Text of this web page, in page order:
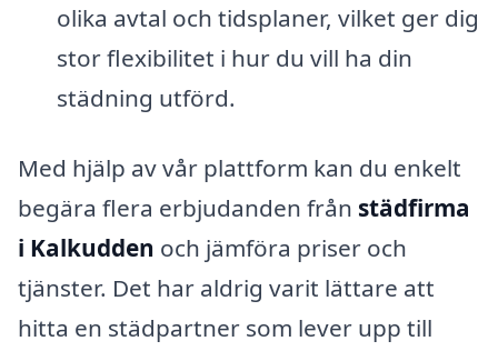
olika avtal och tidsplaner, vilket ger dig
stor flexibilitet i hur du vill ha din
städning utförd.
Med hjälp av vår plattform kan du enkelt
begära flera erbjudanden från städfirma
i Kalkudden och jämföra priser och
tjänster. Det har aldrig varit lättare att
hitta en städpartner som lever upp till